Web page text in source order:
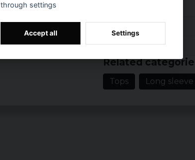
utmärkt val för kyligare
kombinera med olika
Vikt: 190 gsm
Reviews (1)
6 months ago
För slim
Prishistorik
Related
Tops Long
through settings
Accept all Settings